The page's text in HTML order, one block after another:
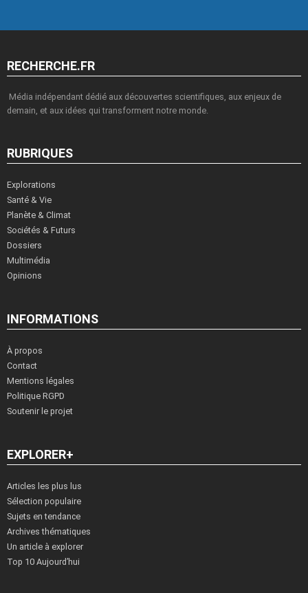
RECHERCHE.FR
Média indépendant dédié aux découvertes scientifiques, aux enjeux de
demain, et aux idées qui transforment notre monde.
RUBRIQUES
Explorations
Santé & Vie
Planète & Climat
Sociétés & Futurs
Dossiers
Multimédia
Opinions
INFORMATIONS
À propos
Contact
Mentions légales
Politique RGPD
Soutenir le projet
EXPLORER+
Articles les plus lus
Sélection populaire
Sujets en tendance
Archives thématiques
Un article à explorer
Top 10 Aujourd’hui